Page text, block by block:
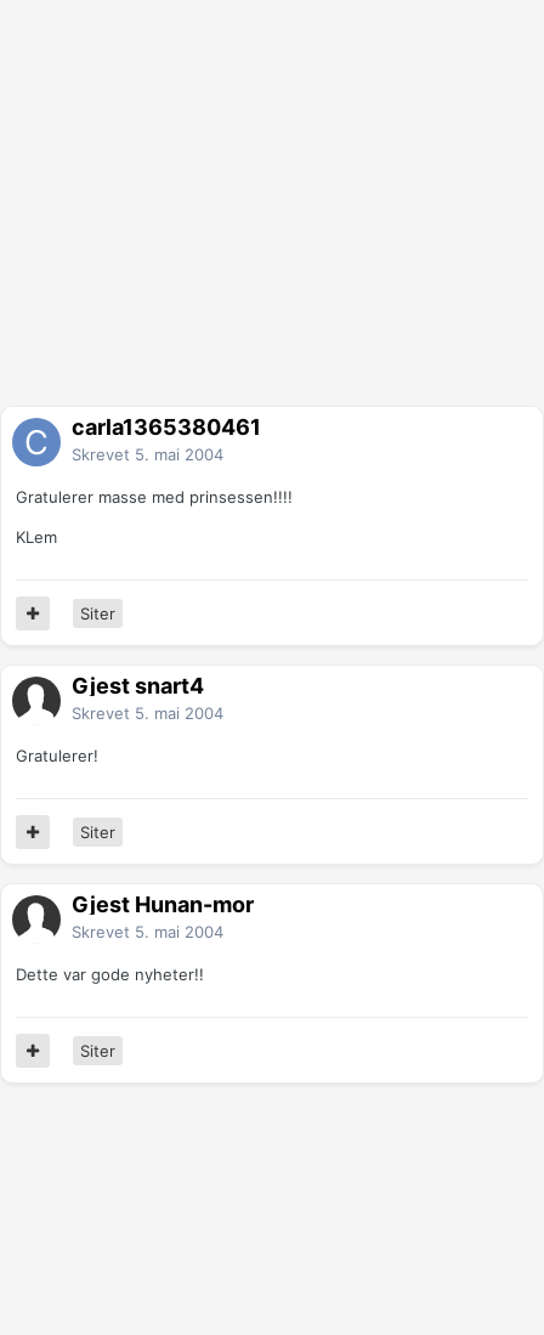
carla1365380461
Skrevet 5. mai 2004
Gratulerer masse med prinsessen!!!!
KLem
Siter
Gjest snart4
Skrevet 5. mai 2004
Gratulerer!
Siter
Gjest Hunan-mor
Skrevet 5. mai 2004
Dette var gode nyheter!!
Siter